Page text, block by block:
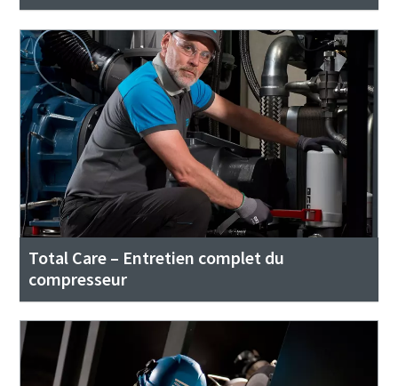
Total Care – Entretien complet du
compresseur